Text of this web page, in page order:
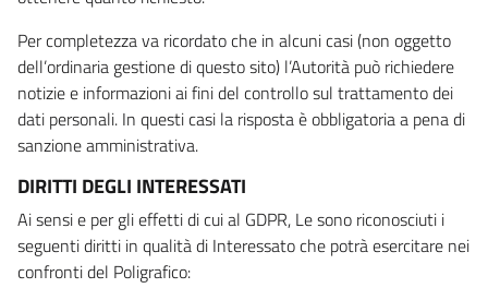
Per completezza va ricordato che in alcuni casi (non oggetto
dell’ordinaria gestione di questo sito) l’Autorità può richiedere
notizie e informazioni ai fini del controllo sul trattamento dei
dati personali. In questi casi la risposta è obbligatoria a pena di
sanzione amministrativa.
DIRITTI DEGLI INTERESSATI
Ai sensi e per gli effetti di cui al GDPR, Le sono riconosciuti i
seguenti diritti in qualità di Interessato che potrà esercitare nei
confronti del Poligrafico: